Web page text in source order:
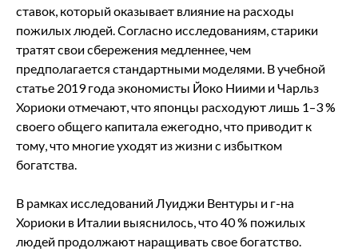
ставок, который оказывает влияние на расходы
пожилых людей. Согласно исследованиям, старики
тратят свои сбережения медленнее, чем
предполагается стандартными моделями. В учебной
статье 2019 года экономисты Йоко Ниими и Чарльз
Хориоки отмечают, что японцы расходуют лишь 1–3 %
своего общего капитала ежегодно, что приводит к
тому, что многие уходят из жизни с избытком
богатства.
В рамках исследований Луиджи Вентуры и г-на
Хориоки в Италии выяснилось, что 40 % пожилых
людей продолжают наращивать свое богатство.